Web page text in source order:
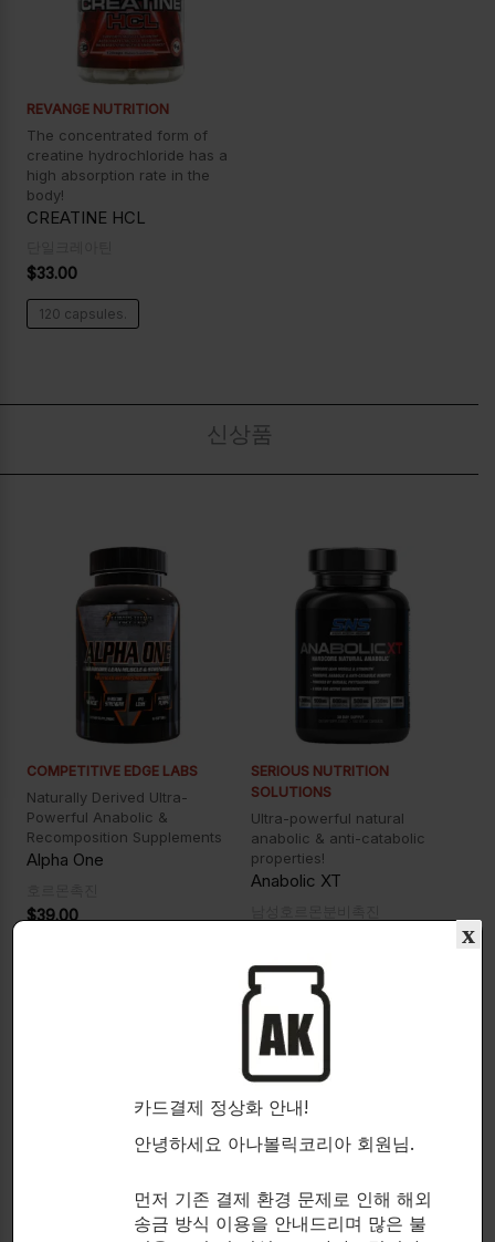
REVANGE NUTRITION
The concentrated form of
creatine hydrochloride has a
high absorption rate in the
body!
CREATINE HCL
$33.00
120 capsules.
신상품
COMPETITIVE EDGE LABS
Naturally Derived Ultra-
Powerful Anabolic &
Recomposition Supplements
Alpha One
$39.00
SERIOUS NUTRITION
SOLUTIONS
Ultra-powerful natural
anabolic & anti-catabolic
properties!
Anabolic XT
180 capsules.
카드결제 정상화 안내!
안녕하세요 아나볼릭코리아 회원님.
먼저 기존 결제 환경 문제로 인해 해외
송금 방식 이용을 안내드리며 많은 불
x